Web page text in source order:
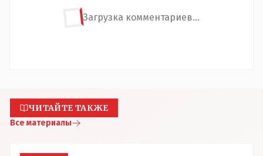
Загрузка комментариев...
ЧИТАЙТЕ ТАКЖЕ
Все материалы